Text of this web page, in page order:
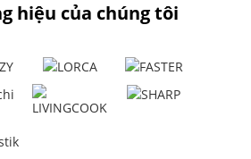
hiệu của chúng tôi